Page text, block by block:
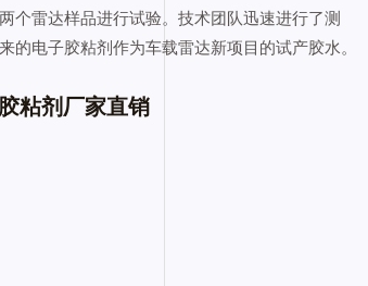
个雷达样品进行试验。技术团队迅速进行了测
电子胶粘剂作为车载雷达新项目的试产胶水。
粘剂厂家直销